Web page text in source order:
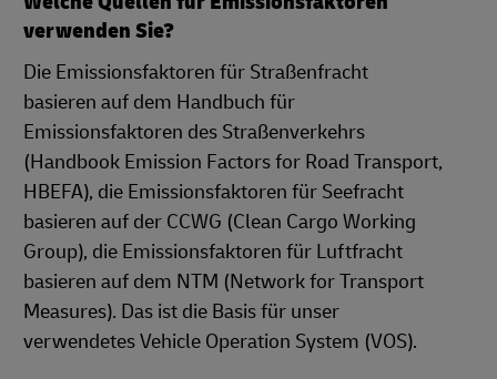
verwenden Sie?
Die Emissionsfaktoren für Straßenfracht
basieren auf dem Handbuch für
Emissionsfaktoren des Straßenverkehrs
(Handbook Emission Factors for Road Transport,
HBEFA), die Emissionsfaktoren für Seefracht
basieren auf der CCWG (Clean Cargo Working
Group), die Emissionsfaktoren für Luftfracht
basieren auf dem NTM (Network for Transport
Measures). Das ist die Basis für unser
verwendetes Vehicle Operation System (VOS).